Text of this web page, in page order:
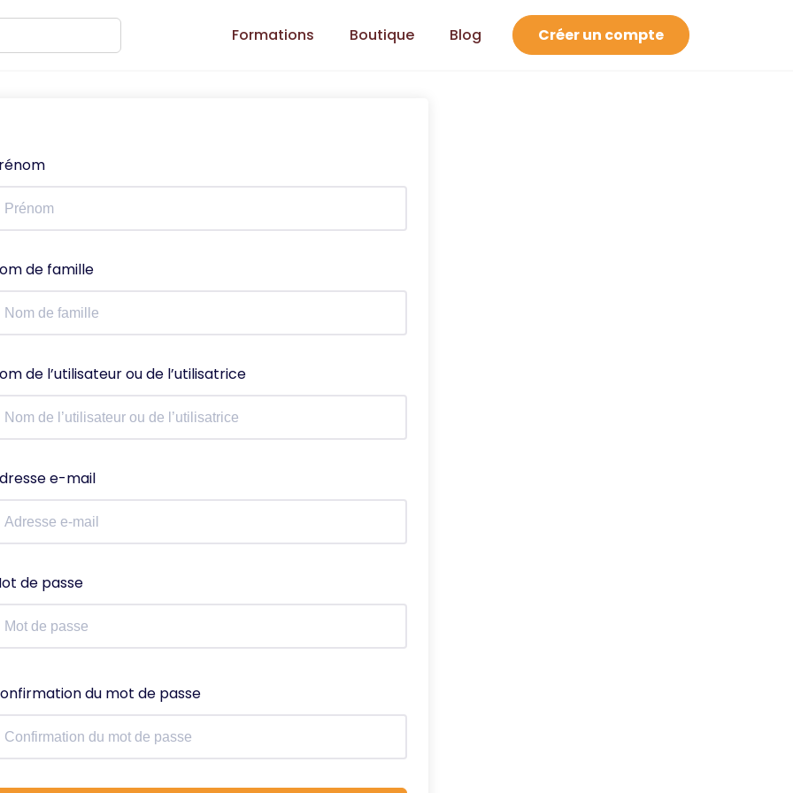
Formations Boutique Blog Créer un compte
de famille
de l’utilisateur ou de l’utilisatrice
e-mail
de passe
du mot de passe